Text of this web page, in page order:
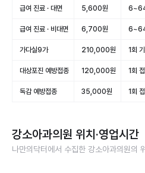
급여 진료 · 대면 5,600원
급여 진료 · 비대면 6,700원
가다실9가 210,000원 1회
대상포진 예방접종 120,000원 1회
독감 예방접종 35,000원 1회
강소아과의원 위치·영업시간
나만의닥터에서 수집한 강소아과의원의